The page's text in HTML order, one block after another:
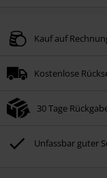
Kauf auf
Kostenlose
30 Tage
Unfassbar guter